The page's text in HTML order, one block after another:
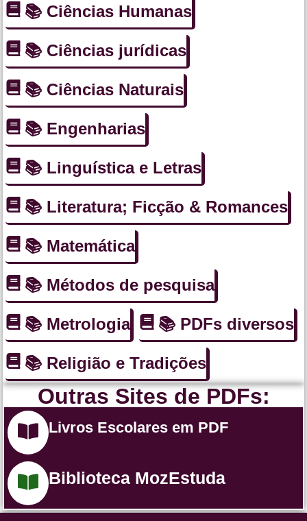
📚 Ciências Humanas
📚 Ciências jurídicas
📚 Ciências Naturais
📚 Engenharias
📚 Linguística e Letras
📚 Literatura; Ficção & Romances
📚 Matemática
📚 Métodos de pesquisa
📚 Metrologia 📚 PDFs diversos
📚 Religião e Tradições
Outras Sites de PDFs:
Livros Escolares em PDF
Biblioteca MozEstuda